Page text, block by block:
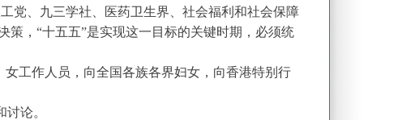
党、九三学社、医药卫生界、社会福利和社会保障
策，“十五五”是实现这一目标的关键时期，必须统
工作人员，向全国各族各界妇女，向香港特别行
论。